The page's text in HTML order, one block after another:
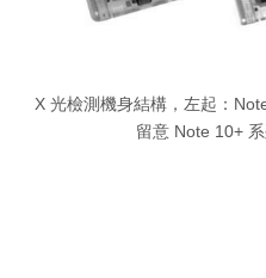
X 光檢測機身結構，左起：
留意 Note 10+ 系